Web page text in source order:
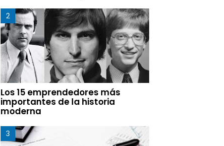
Los 15 emprendedores más
importantes de la historia
moderna